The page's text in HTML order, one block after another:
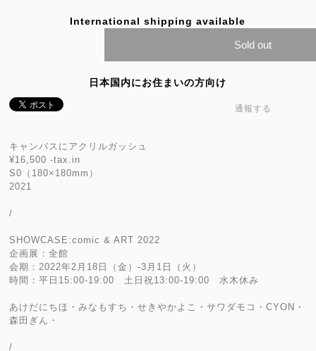
International shipping available
Sold out
日本国内にお住まいの方向け
通報する
キャンバスにアクリルガッシュ
¥16,500 -tax.in
S0（180×180mm）
2021
/
SHOWCASE:comic & ART 2022
企画展：全館
会期：2022年2月18日（金）-3月1日（火）
時間：平日15:00-19:00 土日祝13:00-19:00 水木休み
あけだにちほ・みなもすち・せきやかよこ・サワダモコ・CYON・
森田ぎん・
/